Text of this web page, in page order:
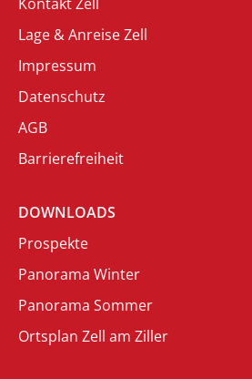
Lage & Anreise Zell
Impressum
Datenschutz
AGB
Barrierefreiheit
DOWNLOADS
Prospekte
Panorama Winter
Panorama Sommer
Ortsplan Zell am Ziller